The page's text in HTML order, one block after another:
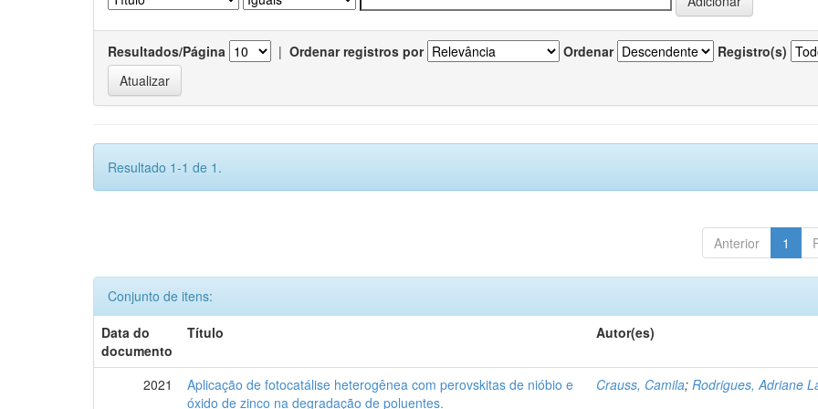
Resultados/Página | Ordenar registros por Ordenar Registro(s)
Resultado 1-1 de 1.
Anterior 1
Conjunto de itens:
Data do
documento
Título Autor(es)
2021
Aplicação de fotocatálise heterogênea com perovskitas de nióbio e
óxido de zinco na degradação de poluentes.
Crauss, Camila;Rodrigues, Adriane